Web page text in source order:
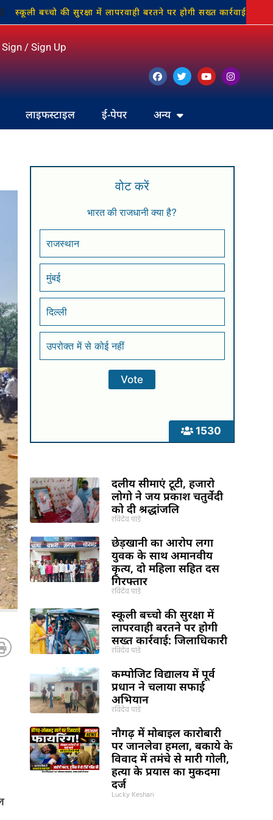
की सुरक्षा में लापरवाही बरतने पर होगी सख्त कार्रवाई: जिलाधिकारी
Sign / Sign Up
लाइफस्टाइल ई-पेपर अन्य
1530
वोट करें
भारत की राजधानी क्या है?
राजस्थान
मुंबई
दिल्ली
उपरोक्त में से कोई नहीं
दलीय सीमाएं टूटी, हजारो
लोगो ने जय प्रकाश चतुर्वेदी
को दी श्रद्धांजलि
रविदेव पांडे
छेड़खानी का आरोप लगा
युवक के साथ अमानवीय
कृत्य, दो महिला सहित दस
गिरफ्तार
रविदेव पांडे
स्कूली बच्चो की सुरक्षा में
लापरवाही बरतने पर होगी
सख्त कार्रवाई: जिलाधिकारी
रविदेव पांडे
कम्पोजिट विद्यालय में पूर्व
प्रधान ने चलाया सफाई
अभियान
रविदेव पांडे
नौगढ़ में मोबाइल कारोबारी
पर जानलेवा हमला, बकाये के
विवाद में तमंचे से मारी गोली,
हत्या के प्रयास का मुकदमा
दर्ज
Lucky Keshari